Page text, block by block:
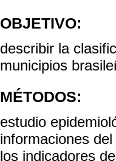
OBJETIVO:
describir la
municipios
MÉTODOS:
estudio
informaciones
los indicadores